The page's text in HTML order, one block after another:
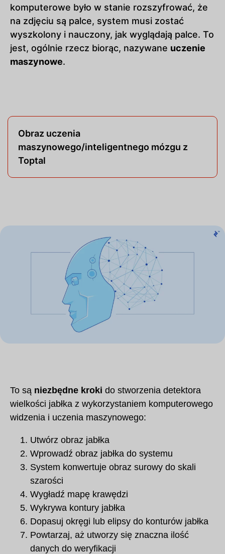
komputerowe było w stanie rozszyfrować, że
na zdjęciu są palce, system musi zostać
wyszkolony i nauczony, jak wyglądają palce. To
jest, ogólnie rzecz biorąc, nazywane uczenie
maszynowe.
Obraz uczenia
maszynowego/inteligentnego mózgu z
Toptal
To są niezbędne kroki do stworzenia detektora
wielkości jabłka z wykorzystaniem komputerowego
widzenia i uczenia maszynowego:
Utwórz obraz jabłka
Wprowadź obraz jabłka do systemu
System konwertuje obraz surowy do skali
szarości
Wygładź mapę krawędzi
Wykrywa kontury jabłka
Dopasuj okręgi lub elipsy do konturów jabłka
Powtarzaj, aż utworzy się znaczna ilość
danych do weryfikacji